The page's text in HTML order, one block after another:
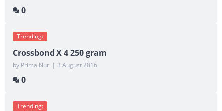
0
Trending:
Crossbond X 4 250 gram
by Prima Nur | 3 August 2016
0
Trending: